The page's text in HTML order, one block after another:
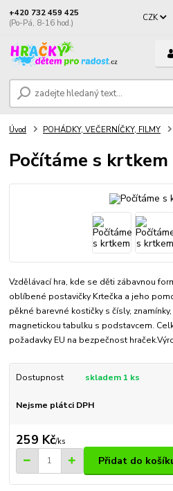
CZK
+420 732 459 425
(Po-Pá, 8-16 hod.)
Úvod POHÁDKY, VEČERNÍČKY, FILMY
Počítáme s krtkem
Vzdělávací hra, kde se děti zábavnou
oblíbené postavičky Krtečka a jeho
pěkné barevné kostičky s čísly,
magnetickou tabulku s podstavcem.
požadavky EU na bezpečnost
Dostupnost skladem 1 ks
Nejsme plátci DPH
259 Kč/ks
Přidat do